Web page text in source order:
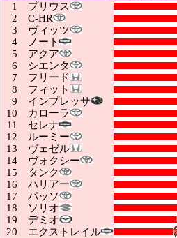
1
プリウス
2 C-HR
3 ヴィッツ
4ノート
5 アクア
6 シエンタ
7 フリード
8 フィット
9 インプレッサ
10 カローラ
11
セレナ
12 ルーミー
13 ヴェゼル
14ヴォクシー
15 タンク
16 ハリアー
17 パッソ
18 ソリオ
19 デミオ
20 エクストレイル